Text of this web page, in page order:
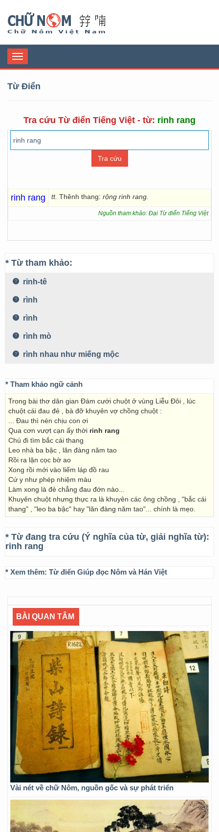
Toggle
navigation
Từ Điển
Tra cứu Từ điển Tiếng Việt - từ: rinh rang
rinh rang tt. Thênh thang: rộng rinh rang.
Nguồn tham khảo: Đại Từ điển Tiếng Việt
* Từ tham khảo:
rinh-tê
rình
rình
rình mò
rình nhau như miếng mộc
* Tham khảo ngữ cảnh
Trong bài thơ dân gian Đám cưới chuột ở vùng Liễu Đôi , lúc
chuột cái đau đẻ , bà đỡ khuyên vợ chồng chuột :
... Đau thì nén chịu con ơi
Qua cơn vượt cạn ấy thời rinh rang
Chú đi tìm bắc cái thang
Leo nhà ba bậc , lăn đàng năm tao
Rồi ra lặn cọc bờ ao
Xong rồi mới vào liếm láp đồ rau
Cứ y như phép nhiệm màu
Làm xong là đẻ chẳng đau đớn nào...
Khuyên chuột nhưng thực ra là khuyên các ông chồng , "bắc cái
thang" , "leo ba bậc" hay "lăn đàng năm tao"... chính là mẹo.
* Từ đang tra cứu (Ý nghĩa của từ, giải nghĩa từ):
rinh rang
* Xem thêm: Từ điển Giúp đọc Nôm và Hán Việt
BÀI QUAN TÂM
Vài nét về chữ Nôm, nguồn gốc và sự phát triển